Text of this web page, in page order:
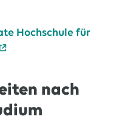
Hochschule für
nach